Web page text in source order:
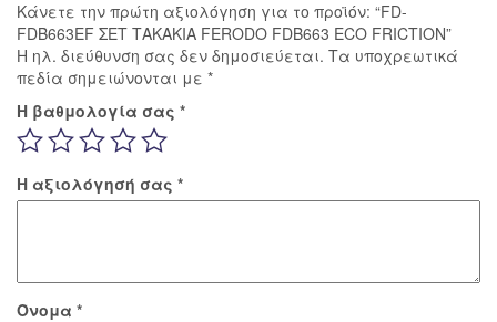
Κάνετε την πρώτη αξιολόγηση για το προϊόν: “FD-
FDB663EF ΣΕΤ ΤΑΚΑΚΙΑ FERODO FDB663 ECO FRICTION”
Η ηλ. διεύθυνση σας δεν δημοσιεύεται. Τα υποχρεωτικά
πεδία σημειώνονται με *
Η βαθμολογία σας *
Η αξιολόγησή σας *
Όνομα *